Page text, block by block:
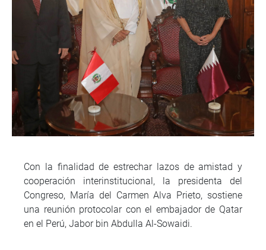
Con la finalidad de estrechar lazos de amistad y
cooperación interinstitucional, la presidenta del
Congreso, María del Carmen Alva Prieto, sostiene
una reunión protocolar con el embajador de Qatar
en el Perú, Jabor bin Abdulla Al-Sowaidi.